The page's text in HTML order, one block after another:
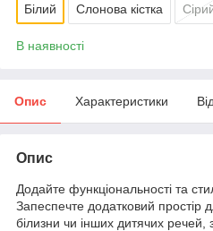
Білий Слонова кістка
В наявності
Опис Характеристики
Опис
Додайте функціональності та
Запеспечте додатковий простір
білизни чи інших дитячих